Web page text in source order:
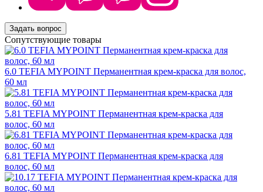
Задать вопрос
Сопутствующие товары
6.0 TEFIA MYPOINT Перманентная крем-краска для волос,
60 мл
5.81 TEFIA MYPOINT Перманентная крем-краска для
волос, 60 мл
6.81 TEFIA MYPOINT Перманентная крем-краска для
волос, 60 мл